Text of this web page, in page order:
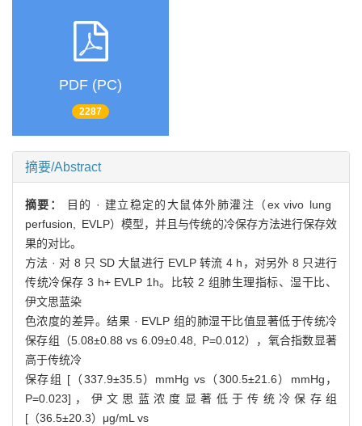
PDF (PC)
2287
摘要/Abstract
摘要：
目的 · 建立稳定的大鼠体外肺灌注（ex vivo lung
perfusion, EVLP）模型，并且与传统的冷保存方法进行保存效
果的对比。
方法 · 对 8 只 SD 大鼠进行 EVLP 转流 4 h，对另外 8 只进行
传统冷保存 3 h+ EVLP 1h。比较 2 组肺生理指标、湿干比、
伊文思蓝染
色浓度的差异。结果 · EVLP 组的肺湿干比值显著低于传统冷
保存组（5.08±0.88 vs 6.09±0.48, P=0.012），氧合指数显著
高于传统冷
保存组 [（337.9±35.5）mmHg vs（300.5±21.6）mmHg，
P=0.023]，伊文思蓝浓度显著低于传统冷保存组
[（36.5±20.3）μg/mL vs